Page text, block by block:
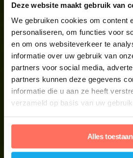
Deze website maakt gebruik van
We gebruiken cookies om content
personaliseren, om functies voor
en om ons websiteverkeer te
informatie over uw gebruik van
partners voor social media,
partners kunnen deze gegevens
informatie die u aan ze heeft
verzameld op basis van uw
Alles toestaan
Arrangement op maat?
Paintball Twente of ga naar
maat maker en laat je
werkelijkheid worden. We
paintballarrangement voor
happen!
Arrangementen Reserveren